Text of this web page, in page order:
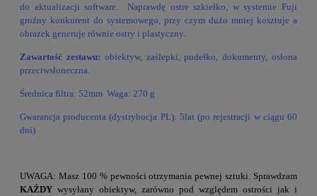
do aktualizacji software. Naprawdę ostre szkiełko, w systemie Fuji
groźny konkurent do systemowego, przy czym dużo mniej kosztuje a
obrazek generuje równie ostry i plastyczny.
Zawartość zestawu: obiektyw, zaślepki, pudełko, dokumenty, osłona
przeciwsłoneczna.
Średnica filtra: 52mm Waga: 270 g
Gwarancja producenta (dystrybucja PL): 5lat (po rejestracji w ciągu 60
dni)
UWAGA: Masz 100 % pewności otrzymania pewnej sztuki. Sprawdzam
KAŻDY wysyłany obiektyw, zarówno pod względem ostrości jak i